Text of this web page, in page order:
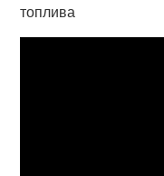
топлива